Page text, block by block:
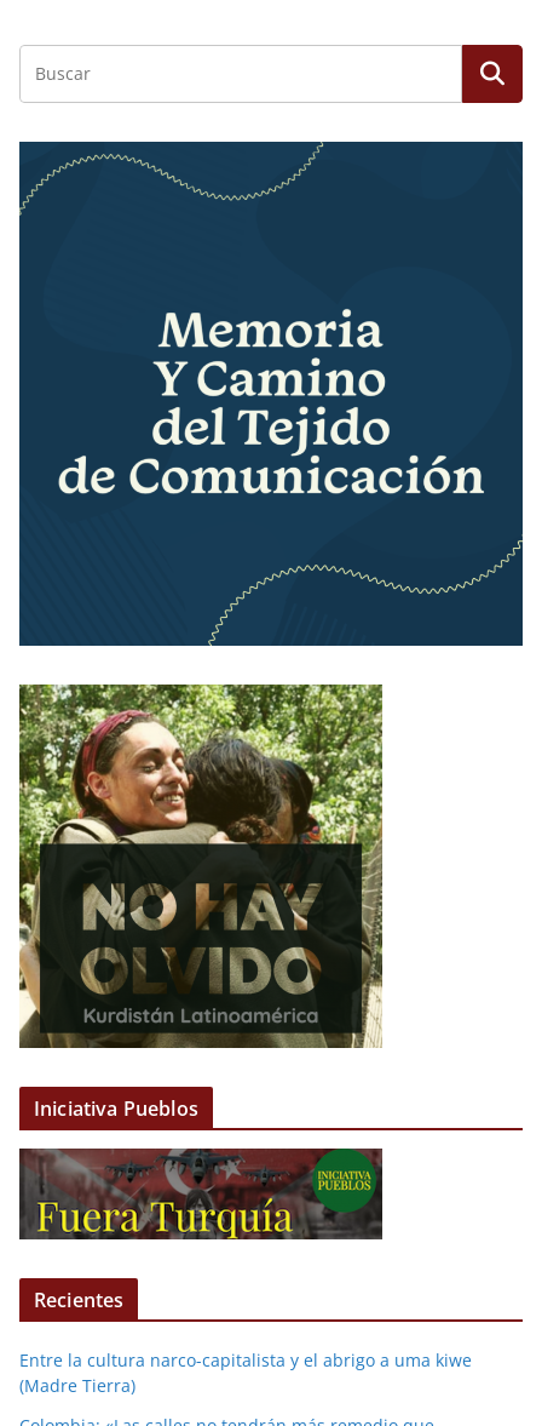
Iniciativa Pueblos
Recientes
Entre la cultura narco-capitalista y el abrigo a uma kiwe
(Madre Tierra)